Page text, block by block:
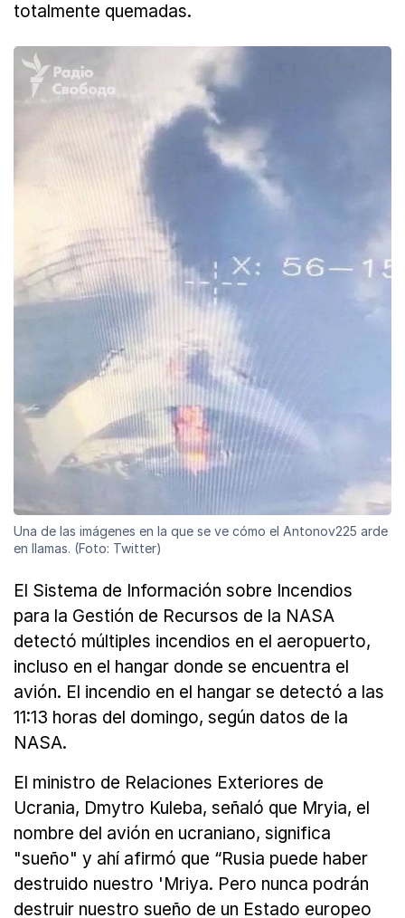
totalmente quemadas.
Una de las imágenes en la que se ve cómo el Antonov225 arde
en llamas. (Foto: Twitter)
El Sistema de Información sobre Incendios
para la Gestión de Recursos de la NASA
detectó múltiples incendios en el aeropuerto,
incluso en el hangar donde se encuentra el
avión. El incendio en el hangar se detectó a las
11:13 horas del domingo, según datos de la
NASA.
El ministro de Relaciones Exteriores de
Ucrania, Dmytro Kuleba, señaló que Mryia, el
nombre del avión en ucraniano, significa
"sueño" y ahí afirmó que “Rusia puede haber
destruido nuestro 'Mriya. Pero nunca podrán
destruir nuestro sueño de un Estado europeo